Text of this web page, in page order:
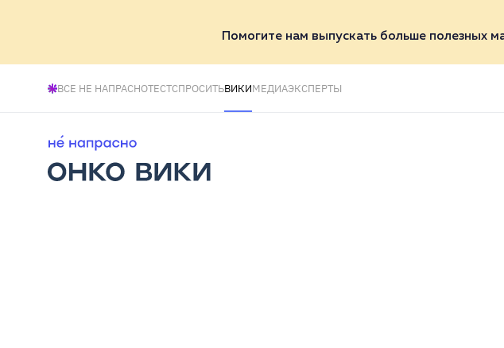
Помогите нам выпускать больше полезных
ВСЕ НЕ НАПРАСНОТЕСТСПРОСИТЬВИКИМЕДИАЭКСПЕРТЫ